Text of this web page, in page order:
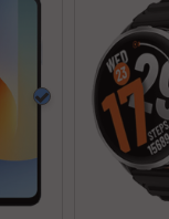
Bleu